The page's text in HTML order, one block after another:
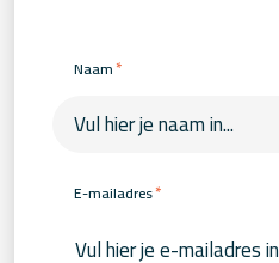
Naam*
E-mailadres*